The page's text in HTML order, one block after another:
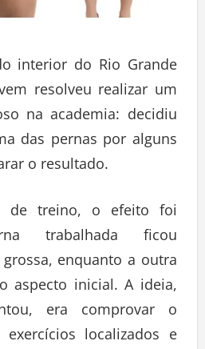
interior do Rio Grande
resolveu realizar um
na academia: decidiu
das pernas por alguns
o resultado.
de treino, o efeito foi
trabalhada ficou
enquanto a outra
aspecto inicial. A ideia,
era comprovar o
localizados e